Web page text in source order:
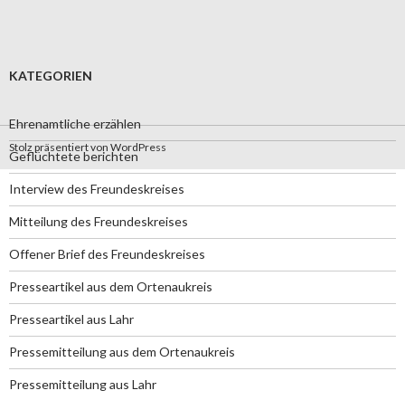
KATEGORIEN
Ehrenamtliche erzählen
Geflüchtete berichten
Interview des Freundeskreises
Mitteilung des Freundeskreises
Offener Brief des Freundeskreises
Presseartikel aus dem Ortenaukreis
Presseartikel aus Lahr
Pressemitteilung aus dem Ortenaukreis
Pressemitteilung aus Lahr
Stolz präsentiert von WordPress